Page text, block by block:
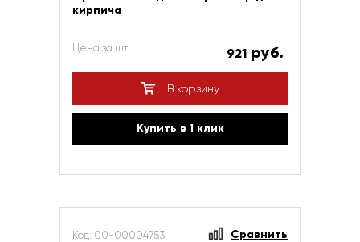
кирпича
Цена за шт 921 руб.
В корзину
Купить в 1 клик
Код: 00-00004753 Сравнить